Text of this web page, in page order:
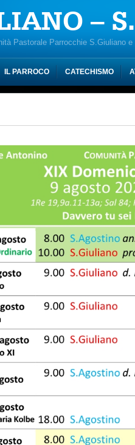
–
Pastorale Parrocchie S.Giuliano
IL PARROCO CATECHISMO